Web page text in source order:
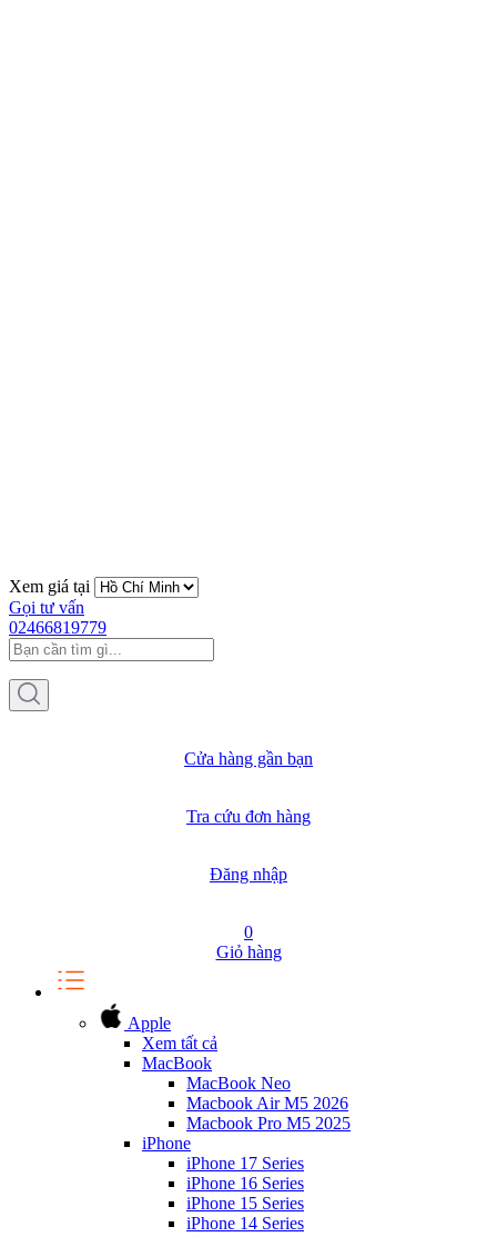
Xem giá tại
Gọi tư vấn
02466819779
Cửa hàng gần bạn
Tra cứu đơn hàng
Đăng nhập
0
Giỏ hàng
Apple
Xem tất cả
MacBook
MacBook Neo
Macbook Air M5 2026
Macbook Pro M5 2025
iPhone
iPhone 17 Series
iPhone 16 Series
iPhone 15 Series
iPhone 14 Series